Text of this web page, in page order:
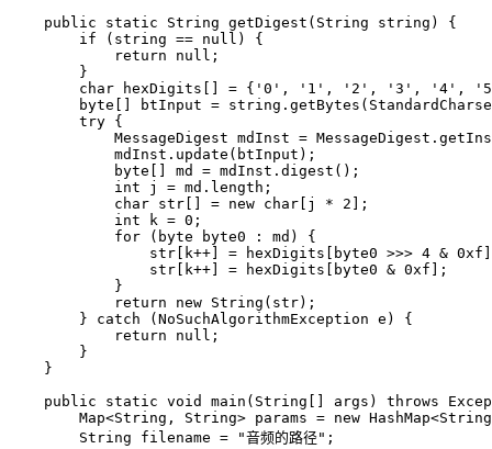
    public
static String getDigest (String string ) {
        if
(string == null ) {
            return
null ;
        }
        char
hexDigits[] = { '0' , '1' , '2' , '3' , '4' ,
        byte
[] btInput = string. getBytes
        try
{
            MessageDigest mdInst
= MessageDigest.
            mdInst.
update (btInput);
            byte
[] md = mdInst. digest ();
            int
j = md.length;
            char
str[] = new char [j * 2 ];
            int
k = 0 ;
            for
( byte byte0 :
md) {
                str[k
++ = hexDigits[byte0 >>> 4 & 0xf
                str[k
++ = hexDigits[byte0 & 0xf ];
            }
            return
new String (str);
        }
catch (NoSuchAlgorithmException e ) {
            return
null ;
        }
    }
    public
static void main ( String args ) throws
        Map<
String , String> params = new HashMap<String
        String filename
= "音频的路径" ;